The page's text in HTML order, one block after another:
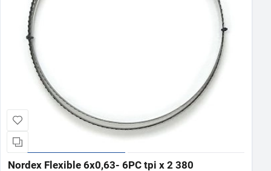
Nordex Flexible 6х0,63- 6PC tpi x 2 380